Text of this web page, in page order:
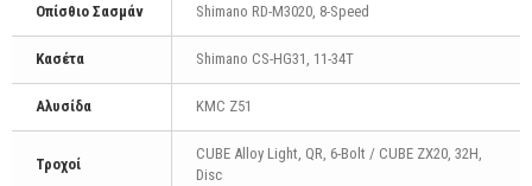
Οπίσθιο Σασμάν Shimano RD-M3020, 8-Speed
Κασέτα Shimano CS-HG31, 11-34T
Αλυσίδα KMC Z51
Τροχοί
CUBE Alloy Light, QR, 6-Bolt / CUBE ZX20, 32H,
Disc